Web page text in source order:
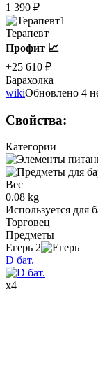
1 390 ₽
1
Терапевт
Профит 📈
+25 610 ₽
Барахолка
wikiОбновлено 4
Свойства:
Категории
Вес
0.08 kg
Используется для
Торговец
Предметы
Егерь 2
D бат.
x4